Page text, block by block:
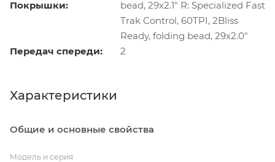
Покрышки:
bead, 29x2.1" R: Specialized Fast
Trak Control, 60TPI, 2Bliss
Ready, folding bead, 29x2.0"
Передач спереди:
2
Характеристики
Общие и основные свойства
Модель и серия